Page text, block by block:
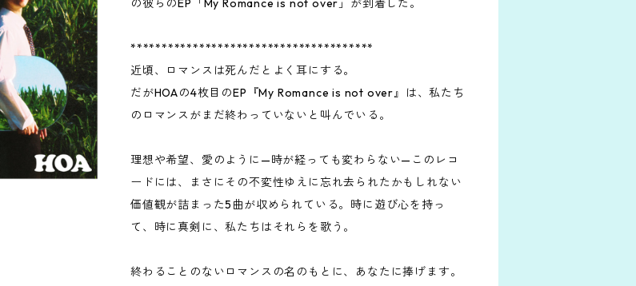
の彼らのEP「My Romance is not over」が到着した。
***************************************
近頃、ロマンスは死んだとよく耳にする。
だがHOAの4枚目のEP『My Romance is not over』は、私たち
のロマンスがまだ終わっていないと叫んでいる。
理想や希望、愛のように—時が経っても変わらない—このレコ
ードには、まさにその不変性ゆえに忘れ去られたかもしれない
価値観が詰まった5曲が収められている。時に遊び心を持っ
て、時に真剣に、私たちはそれらを歌う。
終わることのないロマンスの名のもとに、あなたに捧げます。